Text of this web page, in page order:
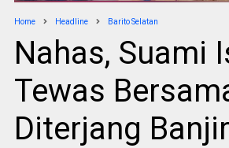
Home Headline Barito Selatan
Nahas, Suami
Tewas
Diterjang Banjir